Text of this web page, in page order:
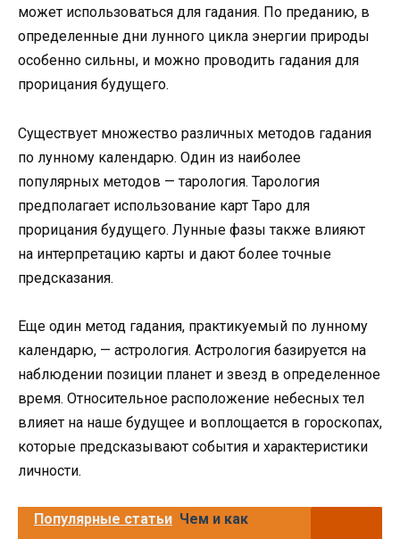
может использоваться для гадания. По преданию, в
определенные дни лунного цикла энергии природы
особенно сильны, и можно проводить гадания для
прорицания будущего.
Существует множество различных методов гадания
по лунному календарю. Один из наиболее
популярных методов — тарология. Тарология
предполагает использование карт Таро для
прорицания будущего. Лунные фазы также влияют
на интерпретацию карты и дают более точные
предсказания.
Еще один метод гадания, практикуемый по лунному
календарю, — астрология. Астрология базируется на
наблюдении позиции планет и звезд в определенное
время. Относительное расположение небесных тел
влияет на наше будущее и воплощается в гороскопах,
которые предсказывают события и характеристики
личности.
Популярные статьи Чем и как